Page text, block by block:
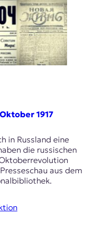
1917
in Russland eine
die russischen
aus dem